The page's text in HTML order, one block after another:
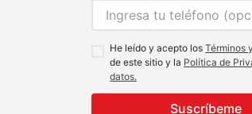
He leído y acepto losTérminos
de este sitio y la Política de
datos.
Suscríbeme